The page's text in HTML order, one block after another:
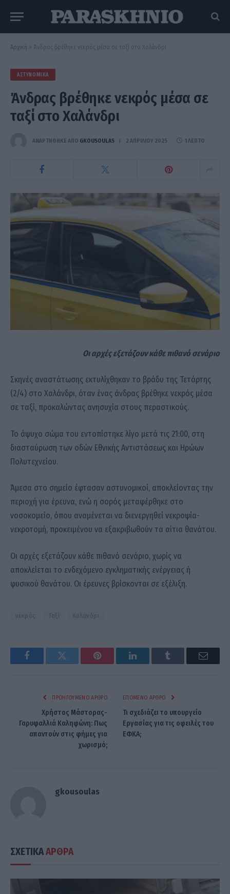
Αρχική » Άνδρας βρέθηκε νεκρός μέσα σε ταξί στο Χαλάνδρι
ΑΣΤΥΝΟΜΙΚΆ
Άνδρας βρέθηκε νεκρός μέσα σε
ταξί στο Χαλάνδρι
ΑΝΑΡΤΗΘΗΚΕ ΑΠΟ GKOUSOULAS 2 ΑΠΡΙΛΊΟΥ 2025 1 ΛΕΠΤΌ
Οι αρχές εξετάζουν κάθε πιθανό σενάριο
Σκηνές αναστάτωσης εκτυλίχθηκαν το βράδυ της Τετάρτης
(2/4) στο Χαλάνδρι, όταν ένας άνδρας βρέθηκε νεκρός μέσα
σε ταξί, προκαλώντας ανησυχία στους περαστικούς.
Το άψυχο σώμα του εντοπίστηκε λίγο μετά τις 21:00, στη
διασταύρωση των οδών Εθνικής Αντιστάσεως και Ηρώων
Πολυτεχνείου.
Άμεσα στο σημείο έφτασαν αστυνομικοί, αποκλείοντας την
περιοχή για έρευνα, ενώ η σορός μεταφέρθηκε στο
νοσοκομείο, όπου αναμένεται να διενεργηθεί νεκροψία-
νεκροτομή, προκειμένου να εξακριβωθούν τα αίτια θανάτου.
Οι αρχές εξετάζουν κάθε πιθανό σενάριο, χωρίς να
αποκλείεται το ενδεχόμενο εγκληματικής ενέργειας ή
φυσικού θανάτου. Οι έρευνες βρίσκονται σε εξέλιξη.
νεκρός Ταξί Χαλάνδρι
FacebookTwitter Pinterest LinkedInTumblr Email
ΠΡΟΗΓΟΎΜΕΝΟ ΆΡΘΡΟ
Χρήστος Μάστορας-
Γαρυφαλλιά Καληφώνη: Πως
απαντούν στις φήμες για
χωρισμό;
ΕΠΌΜΕΝΟ ΆΡΘΡΟ
Τι σχεδιάζει το υπουργείο
Εργασίας για τις οφειλές του
ΕΦΚΑ;
gkousoulas
ΣΧΕΤΙΚΑΑΡΘΡΑ